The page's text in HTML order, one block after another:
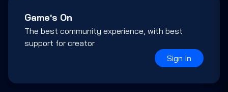
Game's On
The best community experience, with best
support for creator
Sign In